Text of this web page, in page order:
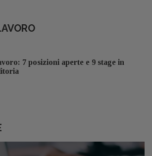
7 posizioni aperte e 9 stage in